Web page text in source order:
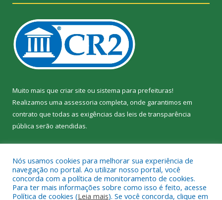
Muito mais que criar site ou sistema para prefeituras!
Realizamos uma assessoria completa, onde garantimos em
contrato que todas as exigências das leis de transparência
pública serão atendidas.
Nós usamos cookies para melhorar sua experiência de
navegação no portal. Ao utilizar nosso portal, você
concorda com a política de monitoramento de cookies.
Para ter mais informações sobre como isso é feito, acesse
Política de cookies (Leia mais). Se você concorda, clique em